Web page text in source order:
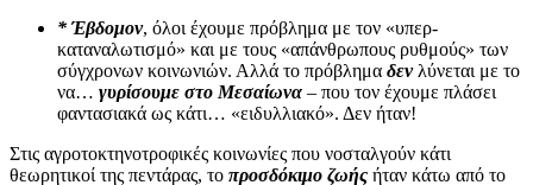
* Έβδομον, όλοι έχουμε πρόβλημα με τον «υπερ-
καταναλωτισμό» και με τους «απάνθρωπους ρυθμούς» των
σύγχρονων κοινωνιών. Αλλά το πρόβλημα δεν λύνεται με το
να… γυρίσουμε στο Μεσαίωνα – που τον έχουμε πλάσει
φαντασιακά ως κάτι… «ειδυλλιακό». Δεν ήταν!
Στις αγροτοκτηνοτροφικές κοινωνίες που νοσταλγούν κάτι
θεωρητικοί της πεντάρας, το προσδόκιμο ζωής ήταν κάτω από το